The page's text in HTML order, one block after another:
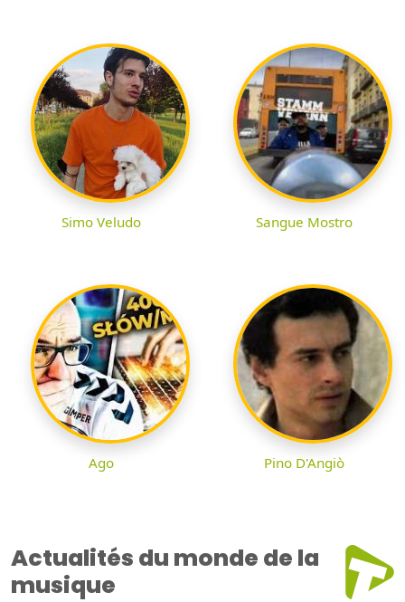
Simo Veludo Sangue Mostro
Ago Pino D'Angiò
Actualités du monde de la
musique